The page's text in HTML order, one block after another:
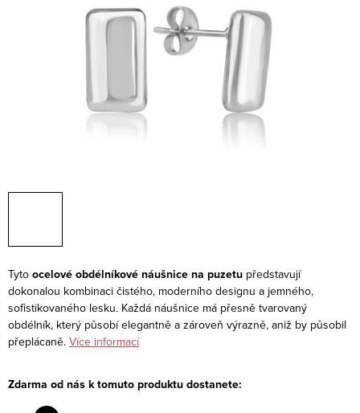
Tyto ocelové obdélníkové náušnice na puzetu představují
dokonalou kombinaci čistého, moderního designu a jemného,
sofistikovaného lesku. Každá náušnice má přesně tvarovaný
obdélník, který působí elegantně a zároveň výrazně, aniž by působil
přeplácaně. Více informací
Zdarma od nás k tomuto produktu dostanete: